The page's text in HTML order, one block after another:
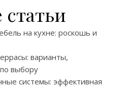
на кухне: роскошь и
варианты,
выбору
системы: эффективная